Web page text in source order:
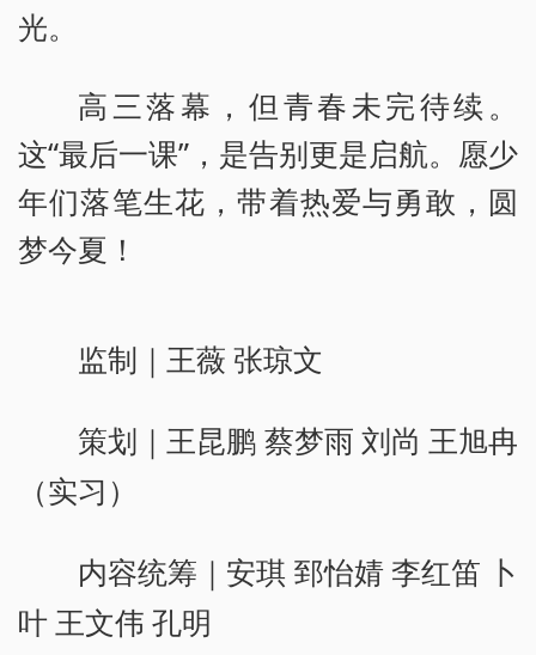
光。
高三落幕，但青春未完待续。
这“最后一课”，是告别更是启航。愿少
年们落笔生花，带着热爱与勇敢，圆
梦今夏！
监制｜王薇 张琼文
策划｜王昆鹏 蔡梦雨 刘尚 王旭冉
（实习）
内容统筹｜安琪 郅怡婧 李红笛 卜
叶 王文伟 孔明